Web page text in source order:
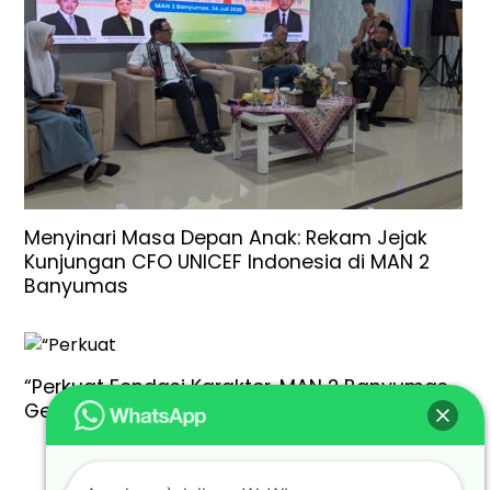
Menyinari Masa Depan Anak: Rekam Jejak
Kunjungan CFO UNICEF Indonesia di MAN 2
Banyumas
“Perkuat Fondasi Karakter, MAN 2 Banyumas
Gelar MATAMUDA Tahun Pelajaran 2026/2027”